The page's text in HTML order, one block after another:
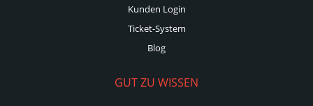
Kunden Login
Ticket-System
Blog
GUT ZU WISSEN